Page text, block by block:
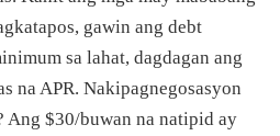
gawin ang debt
sa lahat, dagdagan ang
na APR. Nakipagnegosasyon
Ang $30/buwan na natipid ay